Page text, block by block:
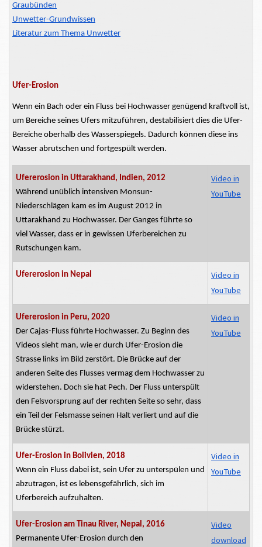
Graubünden
Unwetter-Grundwissen
Literatur zum Thema Unwetter
Ufer-Erosion
Wenn ein Bach oder ein Fluss bei Hochwasser genügend kraftvoll ist,
um Bereiche seines Ufers mitzuführen, destabilisiert dies die Ufer-
Bereiche oberhalb des Wasserspiegels. Dadurch können diese ins
Wasser abrutschen und fortgespült werden.
Ufererosion in Uttarakhand, Indien, 2012
Während unüblich intensiven Monsun-
Niederschlägen kam es im August 2012 in
Uttarakhand zu Hochwasser. Der Ganges führte so
viel Wasser, dass er in gewissen Uferbereichen zu
Rutschungen kam.
Video in
YouTube
Ufererosion in Nepal
Video in
YouTube
Ufererosion in Peru, 2020
Der Cajas-Fluss führte Hochwasser. Zu Beginn des
Videos sieht man, wie er durch Ufer-Erosion die
Strasse links im Bild zerstört. Die Brücke auf der
anderen Seite des Flusses vermag dem Hochwasser zu
widerstehen. Doch sie hat Pech. Der Fluss unterspült
den Felsvorsprung auf der rechten Seite so sehr, dass
ein Teil der Felsmasse seinen Halt verliert und auf die
Brücke stürzt.
Video in
YouTube
Ufer-Erosion in Bolivien, 2018
Wenn ein Fluss dabei ist, sein Ufer zu unterspülen und
abzutragen, ist es lebensgefährlich, sich im
Uferbereich aufzuhalten.
Video in
YouTube
Ufer-Erosion am Tinau River, Nepal, 2016
Permanente Ufer-Erosion durch den
Video
download